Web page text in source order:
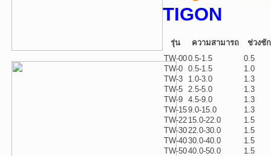
TIGON
รุ่น ความสามารถ
ช่วงชัก
TW-000.5-1.5
0.5
TW-0 0.5-1.5
1.0
TW-3
1.0-3.0
1.3
TW-5 2.5-5.0
1.3
TW-9 4.5-9.0
1.3
TW-159.0-15.0
1.3
TW-22 15.0-22.0
1.5
TW-3022.0-30.0
1.5
TW-4030.0-40.0
1.5
TW-5040.0-50.0
1.5